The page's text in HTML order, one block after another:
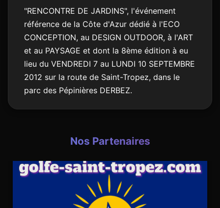
"RENCONTRE DE JARDINS", l'événement
référence de la Côte d'Azur dédié à l'ECO
CONCEPTION, au DESIGN OUTDOOR, à l'ART
et au PAYSAGE et dont la 8ème édition à eu
lieu du VENDREDI 7 au LUNDI 10 SEPTEMBRE
2012 sur la route de Saint-Tropez, dans le
parc des Pépinières DERBEZ.
Nos Partenaires